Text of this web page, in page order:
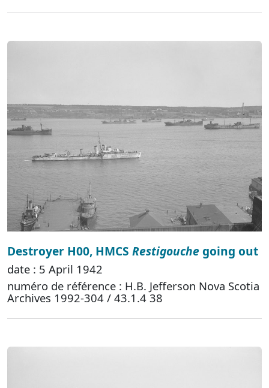
Destroyer H00, HMCS Restigouchegoing out
date : 5 April 1942
numéro de référence : H.B. Jefferson Nova Scotia
Archives 1992-304 / 43.1.4 38